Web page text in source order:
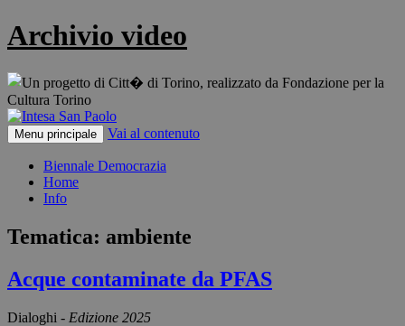
Archivio video
Menu principale Vai al contenuto
Biennale Democrazia
Home
Info
Tematica: ambiente
Acque contaminate da PFAS
Dialoghi - Edizione 2025